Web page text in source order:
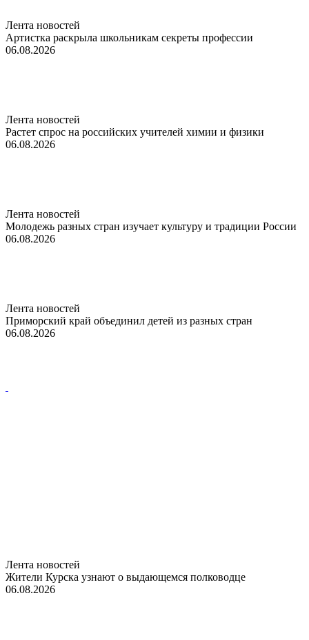
Лента новостей
Артистка раскрыла школьникам секреты профессии
06.08.2026
Лента новостей
Растет спрос на российских учителей химии и физики
06.08.2026
Лента новостей
Молодежь разных стран изучает культуру и традиции России
06.08.2026
Лента новостей
Приморский край объединил детей из разных стран
06.08.2026
Лента новостей
Жители Курска узнают о выдающемся полководце
06.08.2026